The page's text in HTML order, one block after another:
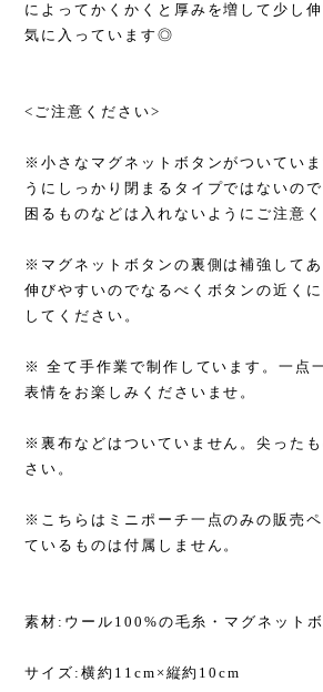
によってかくかくと厚みを増して少し
気に入っています◎
<ご注意ください>
※小さなマグネットボタンがついてい
うにしっかり閉まるタイプではないの
困るものなどは入れないようにご注意く
※マグネットボタンの裏側は補強して
伸びやすいのでなるべくボタンの近く
してください。
※ 全て手作業で制作しています。一点
表情をお楽しみくださいませ。
※裏布などはついていません。尖った
さい。
※こちらはミニポーチ一点のみの販売
ているものは付属しません。
素材:ウール100%の毛糸・マグネット
サイズ:横約11cm×縦約10cm